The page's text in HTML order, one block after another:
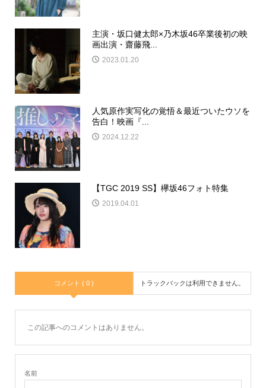
主演・坂口健太郎×乃木坂46卒業後初の映
画出演・齋藤飛...
2023.01.20
人気原作実写化の覚悟＆最近ついたウソを
告白！映画『...
2024.12.22
【TGC 2019 SS】欅坂46フォト特集
2019.04.01
コメント ( 0 ) トラックバックは利用できません。
この記事へのコメントはありません。
名前